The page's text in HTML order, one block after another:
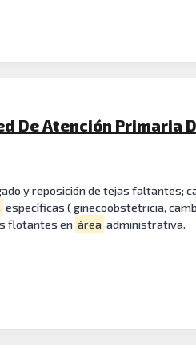
De Atención Primaria
y reposición de tejas faltantes;
específicas ( ginecoobstetricia,
flotantes en área administrativa.